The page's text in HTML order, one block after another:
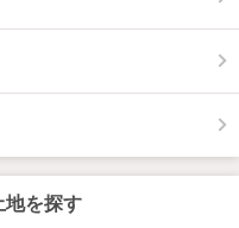
地を探す